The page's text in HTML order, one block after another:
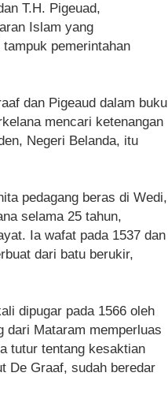
T.H. Pigeuad,
Islam yang
pemerintahan
dan Pigeaud dalam buku
mencari ketenangan
Negeri Belanda, itu
pedagang beras di Wedi,
selama 25 tahun,
Ia wafat pada 1537 dan
dari batu berukir,
dipugar pada 1566 oleh
dari Mataram memperluas
tutur tentang kesaktian
De Graaf, sudah beredar